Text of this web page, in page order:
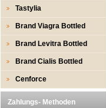
Tastylia
Brand Viagra Bottled
Brand Levitra Bottled
Brand Cialis Bottled
Cenforce
Zahlungs- Methoden